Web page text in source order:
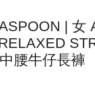
| 女
腰牛仔長褲